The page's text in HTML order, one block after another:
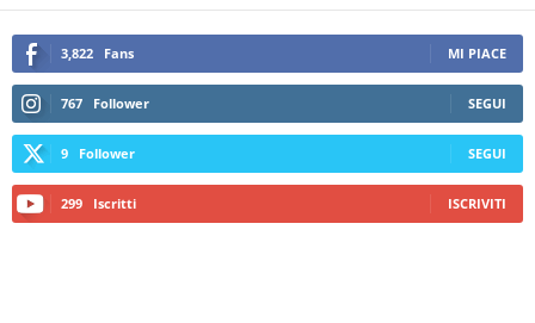
3,822 Fans MI PIACE
767 Follower SEGUI
9 Follower SEGUI
299 Iscritti ISCRIVITI